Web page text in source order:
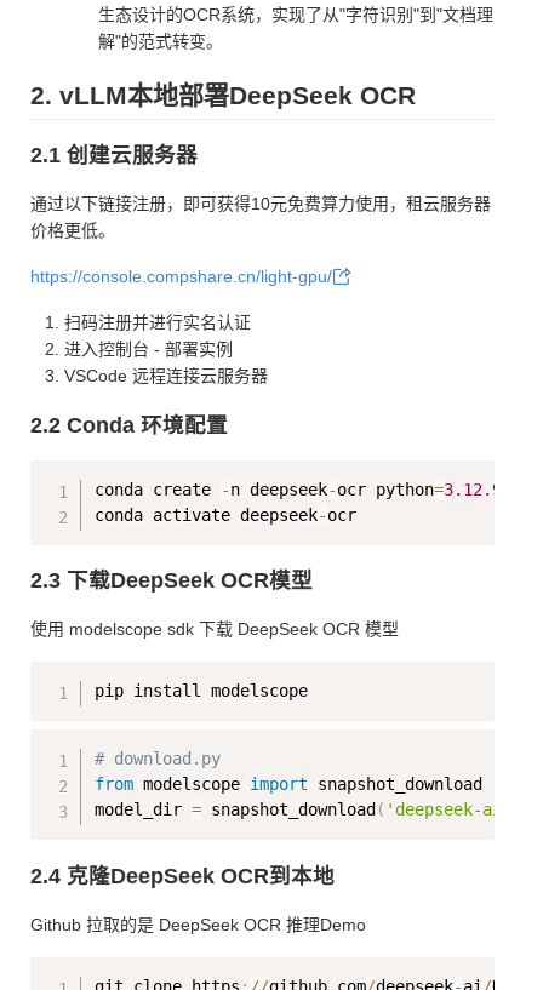
生态设计的OCR系统，实现了从"字符识别"到"文档理
解"的范式转变。
2. vLLM本地部署DeepSeek OCR
2.1 创建云服务器
通过以下链接注册，即可获得10元免费算力使用，租云服务器
价格更低。
https://console.compshare.cn/light-gpu/
扫码注册并进行实名认证
进入控制台 - 部署实例
VSCode 远程连接云服务器
2.2 Conda 环境配置
conda create -n deepseek-ocr python=3.12.9
conda activate deepseek-
2.3 下载DeepSeek OCR模型
使用 modelscope sdk 下载 DeepSeek OCR 模型
# download.py
from modelscope import snapshot_download
model_dir = snapshot_download ( 'deepseek-ai/
2.4 克隆DeepSeek OCR到本地
Github 拉取的是 DeepSeek OCR 推理Demo
git clone https : //github. com/deepseek-ai /
Copy